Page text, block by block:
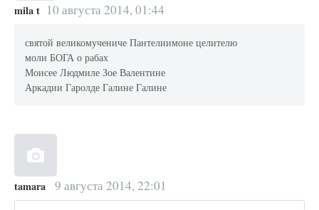
mila t 10 августа 2014, 01:44
святой великомучениче Пантелиимоне целителю
моли БОГА о рабах
Моисее Людмиле Зое Валентине
Аркадии Гаролде Галине Галине
tamara 9 августа 2014, 22:01